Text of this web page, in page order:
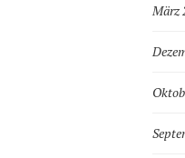
März